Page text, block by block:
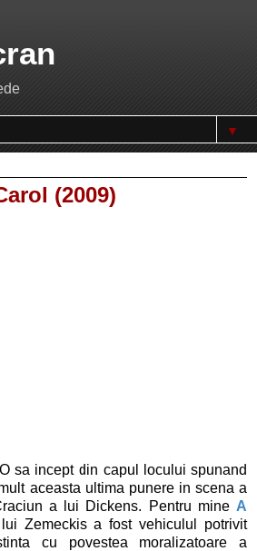
▼
(2009)
O sa incept din capul locului spunand
aceasta ultima punere in scena a
a lui Dickens. Pentru mine A
Zemeckis a fost vehiculul potrivit
cu povestea moralizatoare a